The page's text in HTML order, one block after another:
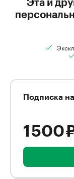
Эта и
Подписка
1 500